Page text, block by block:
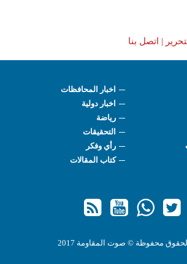
| اتصل بنا
اخبار المحافظات
اخبار دولية
رياضة
التحقيقات
رأي وفكر
كتاب المقالات
محفوظة © صوت المقاومة 2017